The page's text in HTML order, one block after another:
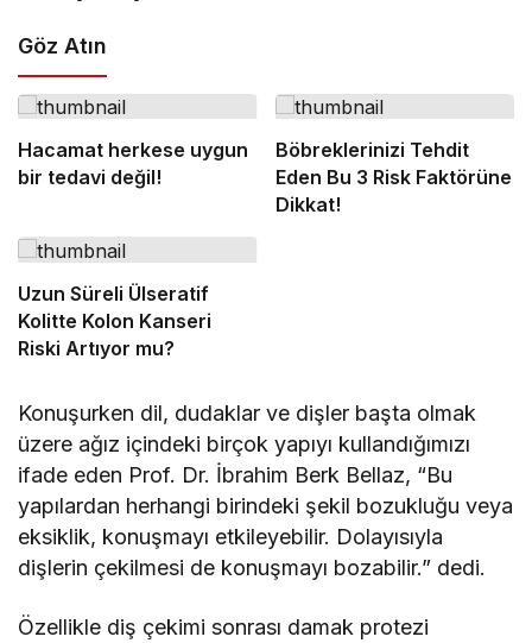
Göz Atın
Hacamat herkese uygun
bir tedavi değil!
Böbreklerinizi Tehdit
Eden Bu 3 Risk Faktörüne
Dikkat!
Uzun Süreli Ülseratif
Kolitte Kolon Kanseri
Riski Artıyor mu?
Konuşurken dil, dudaklar ve dişler başta olmak
üzere ağız içindeki birçok yapıyı kullandığımızı
ifade eden Prof. Dr. İbrahim Berk Bellaz, “Bu
yapılardan herhangi birindeki şekil bozukluğu veya
eksiklik, konuşmayı etkileyebilir. Dolayısıyla
dişlerin çekilmesi de konuşmayı bozabilir.” dedi.
Özellikle diş çekimi sonrası damak protezi